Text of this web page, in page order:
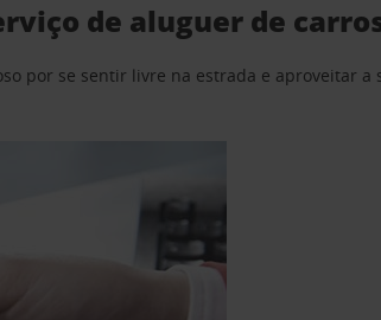
de aluguer de
por se sentir livre na estrada e aproveitar